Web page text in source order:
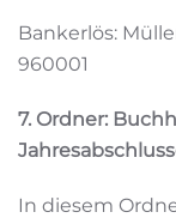
Bankerlös:
960001
7. Ordner:
In diesem